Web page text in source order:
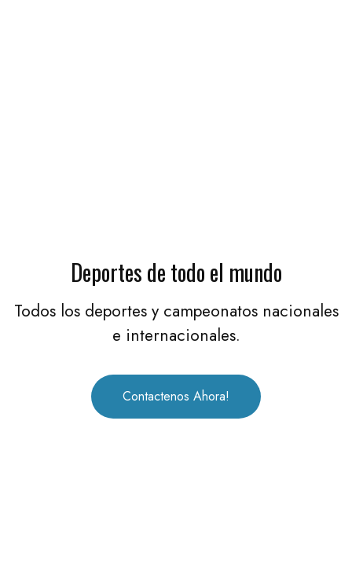
Deportes de todo el mundo
Todos los deportes y campeonatos nacionales
e internacionales.
Contactenos Ahora!